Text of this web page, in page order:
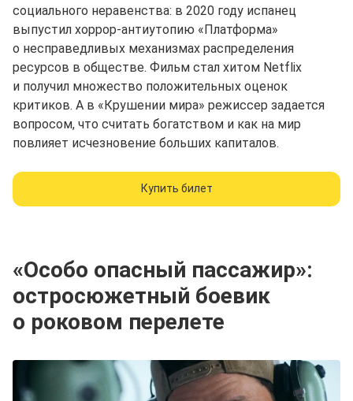
социального неравенства: в 2020 году испанец
выпустил хоррор-антиутопию «Платформа»
о несправедливых механизмах распределения
ресурсов в обществе. Фильм стал хитом Netflix
и получил множество положительных оценок
критиков. А в «Крушении мира» режиссер задается
вопросом, что считать богатством и как на мир
повлияет исчезновение больших капиталов.
Купить билет
«Особо опасный пассажир»:
остросюжетный боевик
о роковом перелете